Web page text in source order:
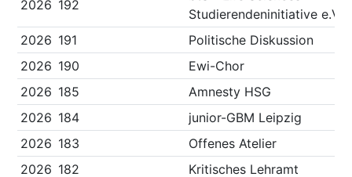
2026 192
Studierendeninitiative e.V.
2026 191
Politische Diskussion
2026 190
Ewi-Chor
2026 185
Amnesty HSG
2026 184
junior-GBM Leipzig
2026 183
Offenes Atelier
2026 182
Kritisches Lehramt